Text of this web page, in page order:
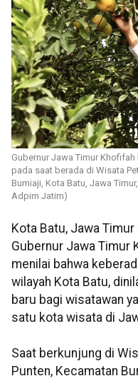
Gubernur Jawa Timur
pada saat berada di Wisata
Bumiaji, Kota Batu, Jawa
Adpim Jatim)
Kota Batu, Jawa Timur
Gubernur Jawa Timur
menilai bahwa
wilayah Kota Batu,
baru bagi wisatawan
satu kota wisata di
Saat berkunjung di
Punten, Kecamatan